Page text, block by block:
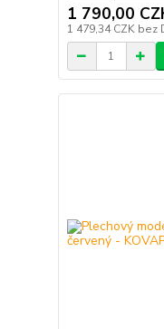
1 790,00
1 479,34 CZK bez